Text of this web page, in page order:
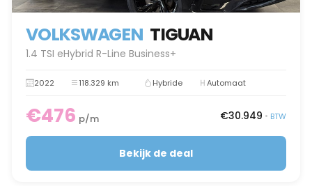
VOLKSWAGEN TIGUAN
1.4 TSI eHybrid R-Line Business+
2022 118.329 km Hybride Automaat
€476 p/m €30.949 • BTW
Bekijk de deal